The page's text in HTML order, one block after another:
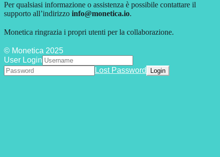
Per qualsiasi informazione o assistenza è possibile contattare il
supporto all’indirizzo info@monetica.io.
Monetica ringrazia i propri utenti per la collaborazione.
© Monetica 2025
User Login
Lost Password